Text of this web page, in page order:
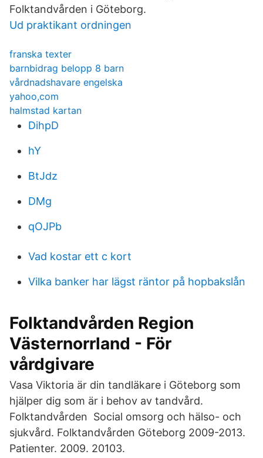
Folktandvården i Göteborg.
Ud praktikant ordningen
franska texter
barnbidrag belopp 8 barn
vårdnadshavare engelska
yahoo,com
halmstad kartan
DihpD
hY
BtJdz
DMg
qOJPb
Vad kostar ett c kort
Vilka banker har lägst räntor på hopbakslån
Folktandvården Region
Västernorrland - För
vårdgivare
Vasa Viktoria är din tandläkare i Göteborg som
hjälper dig som är i behov av tandvård.
Folktandvården Social omsorg och hälso- och
sjukvård. Folktandvården Göteborg 2009-2013.
Patienter. 2009. 20103.